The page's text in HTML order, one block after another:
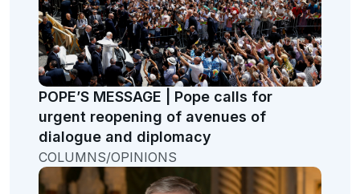
POPE’S MESSAGE | Pope calls for
urgent reopening of avenues of
dialogue and diplomacy
COLUMNS/OPINIONS